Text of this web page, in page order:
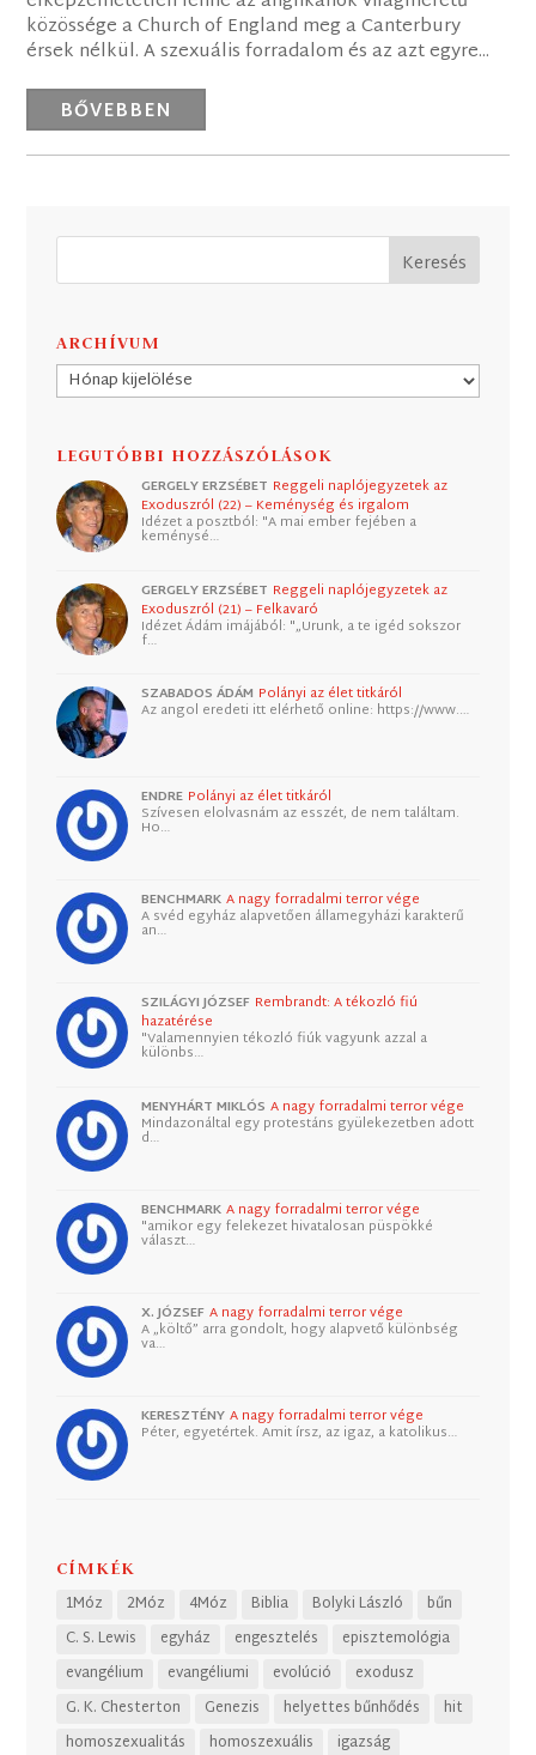
közössége a Church of England meg a Canterbury
érsek nélkül. A szexuális forradalom és az azt egyre...
BŐVEBBEN
ARCHÍVUM
Archívum
LEGUTÓBBI HOZZÁSZÓLÁSOK
GERGELY ERZSÉBET Reggeli naplójegyzetek az
Exoduszról (22) – Keménység és irgalom
Idézet a posztból: "A mai ember fejében a
keménysé…
GERGELY ERZSÉBET Reggeli naplójegyzetek az
Exoduszról (21) – Felkavaró
Idézet Ádám imájából: "„Urunk, a te igéd sokszor
f…
SZABADOS ÁDÁM Polányi az élet titkáról
Az angol eredeti itt elérhető online: https://www.…
ENDRE Polányi az élet titkáról
Szívesen elolvasnám az esszét, de nem találtam.
Ho…
BENCHMARK A nagy forradalmi terror vége
A svéd egyház alapvetően államegyházi karakterű
an…
SZILÁGYI JÓZSEF Rembrandt: A tékozló fiú
hazatérése
"Valamennyien tékozló fiúk vagyunk azzal a
különbs…
MENYHÁRT MIKLÓS A nagy forradalmi terror vége
Mindazonáltal egy protestáns gyülekezetben adott
d…
BENCHMARK A nagy forradalmi terror vége
"amikor egy felekezet hivatalosan püspökké
választ…
X. JÓZSEF A nagy forradalmi terror vége
A „költő” arra gondolt, hogy alapvető különbség
va…
KERESZTÉNY A nagy forradalmi terror vége
Péter, egyetértek. Amit írsz, az igaz, a katolikus…
CÍMKÉK
1Móz 2Móz 4Móz Biblia Bolyki László
bűn
C. S. Lewis
egyház engesztelés
episztemológia
evangélium
evangéliumi evolúció
exodusz
G. K. Chesterton
Genezis helyettes bűnhődés
hit
homoszexualitás
homoszexuális igazság